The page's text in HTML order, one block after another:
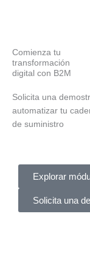
Comienza tu
transformación
digital con B2M
Solicita una
automatizar tu
de suministro
Explorar
Solicita una